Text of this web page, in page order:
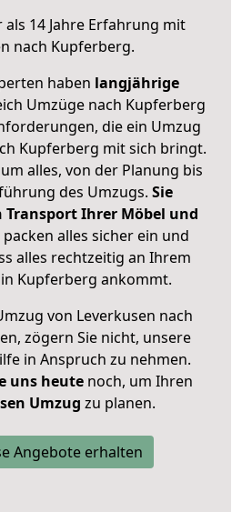
14 Jahre Erfahrung mit
nach Kupferberg.
haben langjährige
Umzüge nach Kupferberg
die ein Umzug
Kupferberg mit sich bringt.
alles, von der Planung bis
des Umzugs. Sie
Transport Ihrer Möbel und
packen alles sicher ein und
alles rechtzeitig an Ihrem
Kupferberg ankommt.
von Leverkusen nach
zögern Sie nicht, unsere
in Anspruch zu nehmen.
uns heutenoch, um Ihren
Umzug zu planen.
Angebote erhalten